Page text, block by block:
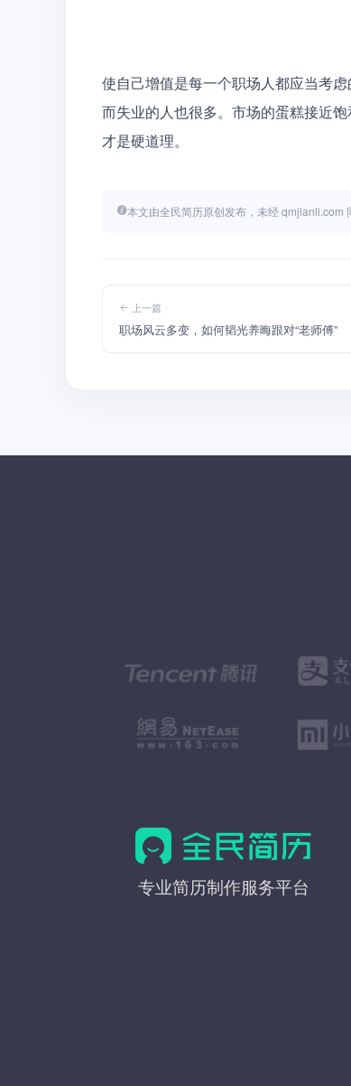
使自己增值是每一个职场人都应当考
而失业的人也很多。市场的蛋糕接近
才是硬道理。
本文由全民简历原创发布，未经 qmjianli.com
上一篇
职场风云多变，如何韬光养晦跟对“老师傅”
全
专业简历制作服务平台